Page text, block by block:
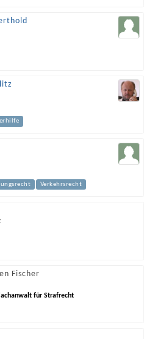
Verkehrsrecht
Fischer
für Strafrecht